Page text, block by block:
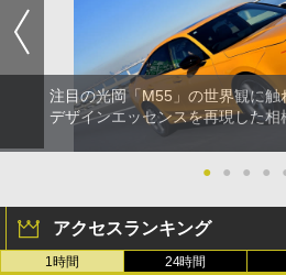
注目の光岡「M55」の世界観に
デザインエッセンスを再現した相
● ● ● ●
アクセスランキング
1時間 24時間